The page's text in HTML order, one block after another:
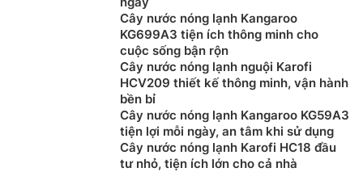
Cây nước nóng lạnh Kangaroo
KG699A3 tiện ích thông minh cho
cuộc sống bận rộn
Cây nước nóng lạnh nguội Karofi
HCV209 thiết kế thông minh, vận hành
bền bỉ
Cây nước nóng lạnh Kangaroo KG59A3
tiện lợi mỗi ngày, an tâm khi sử dụng
Cây nước nóng lạnh Karofi HC18 đầu
tư nhỏ, tiện ích lớn cho cả nhà